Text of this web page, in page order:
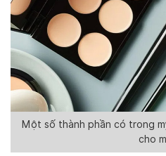
Một số thành phần có trong
cho